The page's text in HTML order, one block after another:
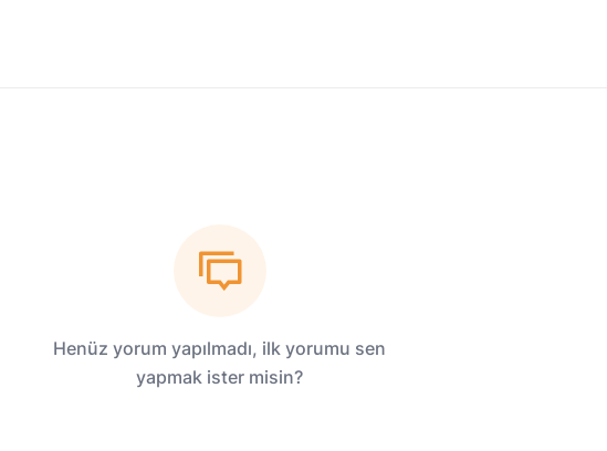
Henüz yorum yapılmadı, ilk yorumu sen
yapmak ister misin?